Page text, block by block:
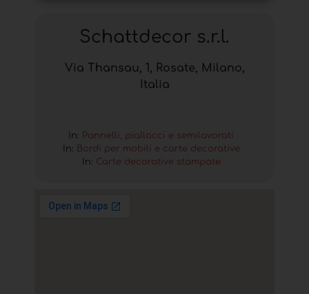
Schattdecor s.r.l.
Via Thansau, 1, Rosate, Milano,
Italia
In: Pannelli, piallacci e semilavorati
In: Bordi per mobili e carte decorative
In: Carte decorative stampate